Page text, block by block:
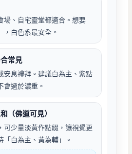
場、自宅靈堂都適合。想要
，白色系最安全。
常見
安息禮拜。建議白為主、紫點
會過於濃重。
（佛道可見）
可少量淡黃作點綴，讓視覺更
「白為主、黃為輔」。